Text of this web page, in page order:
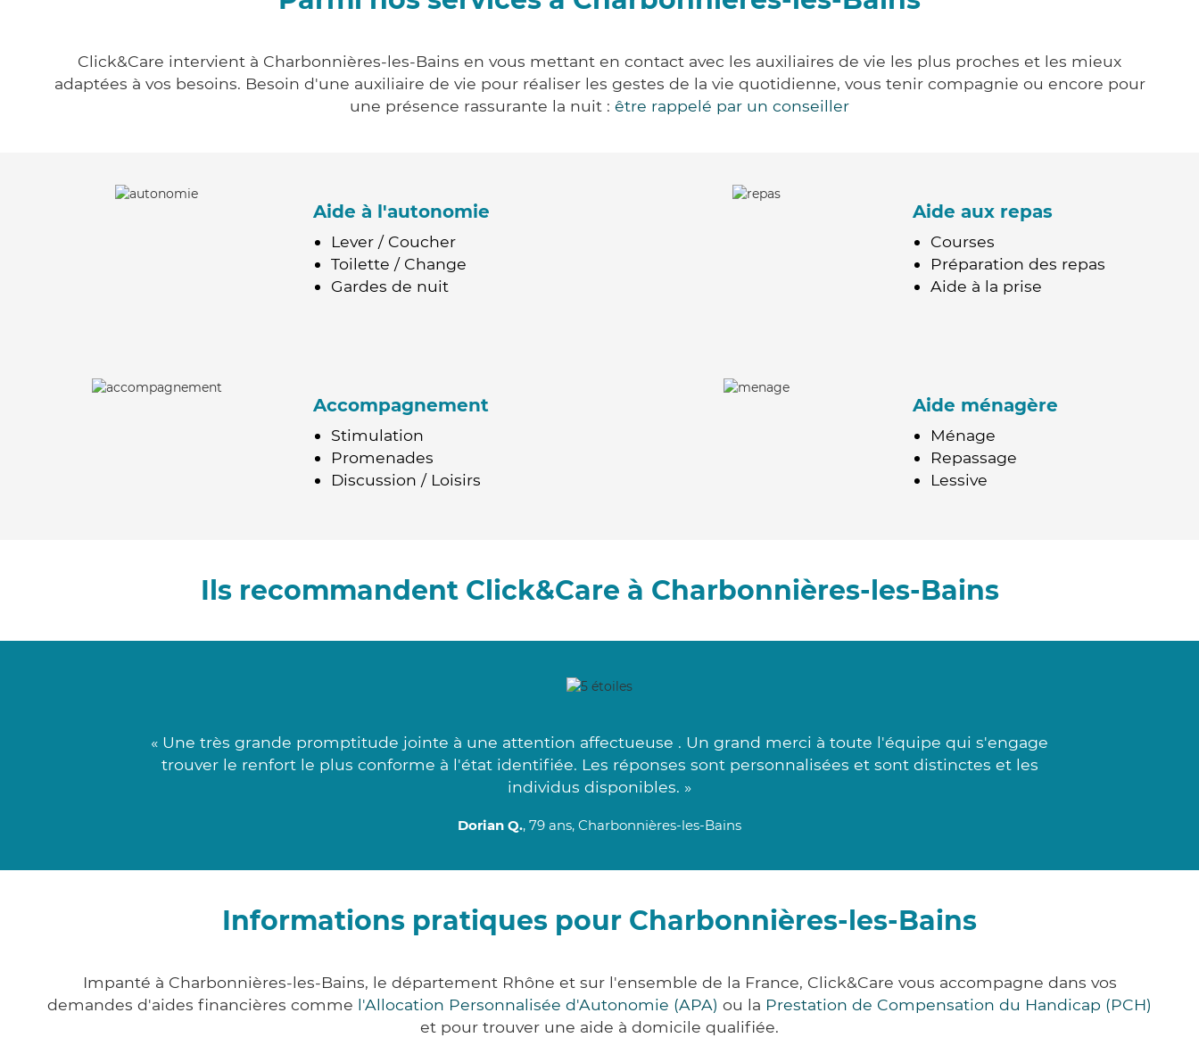
Click&Care intervient à Charbonnières-les-Bains en vous mettant en contact avec les auxiliaires de vie les plus proches et les mieux
adaptées à vos besoins. Besoin d'une auxiliaire de vie pour réaliser les gestes de la vie quotidienne, vous tenir compagnie ou encore pour
une présence rassurante la nuit : être rappelé par un conseiller
Aide à l'autonomie
Lever / Coucher
Toilette / Change
Gardes de nuit
Aide aux repas
Courses
Préparation des repas
Aide à la prise
Accompagnement
Stimulation
Promenades
Discussion / Loisirs
Aide ménagère
Ménage
Repassage
Lessive
Ils recommandent Click&Care à Charbonnières-les-Bains
« Une très grande promptitude jointe à une attention affectueuse . Un grand merci à toute l'équipe qui s'engage
trouver le renfort le plus conforme à l'état identifiée. Les réponses sont personnalisées et sont distinctes et les
individus disponibles. »
Dorian Q., 79 ans, Charbonnières-les-Bains
Informations pratiques pour Charbonnières-les-Bains
Impanté à Charbonnières-les-Bains, le département Rhône et sur l'ensemble de la France, Click&Care vous accompagne dans vos
demandes d'aides financières comme l'Allocation Personnalisée d'Autonomie (APA) ou la Prestation de Compensation du Handicap (PCH)
et pour trouver une aide à domicile qualifiée.